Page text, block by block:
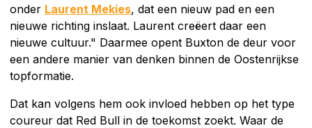
onder Laurent Mekies, dat een nieuw pad en een
nieuwe richting inslaat. Laurent creëert daar een
nieuwe cultuur." Daarmee opent Buxton de deur voor
een andere manier van denken binnen de Oostenrijkse
topformatie.
Dat kan volgens hem ook invloed hebben op het type
coureur dat Red Bull in de toekomst zoekt. Waar de